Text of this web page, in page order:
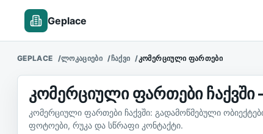
Geplace
GEPLACE ᲚᲝᲙᲐᲪᲘᲔᲑᲘ ᲩᲐᲥᲕᲘ ᲙᲝᲛᲔᲠᲪᲘᲣᲚᲘ ᲤᲐᲠᲗᲔᲑᲘ
კომერციული ფართები
კომერციული ფართები ჩაქვში: გადამოწმებული
ფოტოები, რუკა და სწრაფი კონტაქტი.